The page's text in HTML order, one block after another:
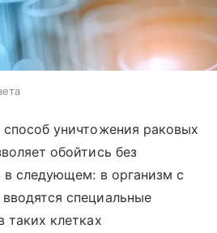
уничтожения раковых
обойтись без
следующем: в организм с
специальные
таких клетках